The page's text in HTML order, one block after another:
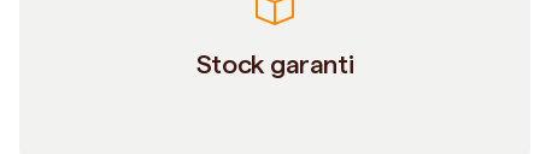
Stock garanti